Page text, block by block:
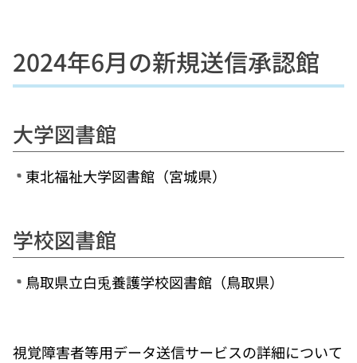
2024年6月の新規送信承認館
大学図書館
東北福祉大学図書館（宮城県）
学校図書館
鳥取県立白兎養護学校図書館（鳥取県）
視覚障害者等用データ送信サービスの詳細について